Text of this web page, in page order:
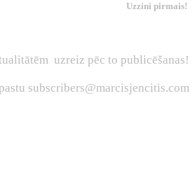
Uzzini pirmais!
uzreiz pēc to publicēšanas!
subscribers@marcisjencitis.com